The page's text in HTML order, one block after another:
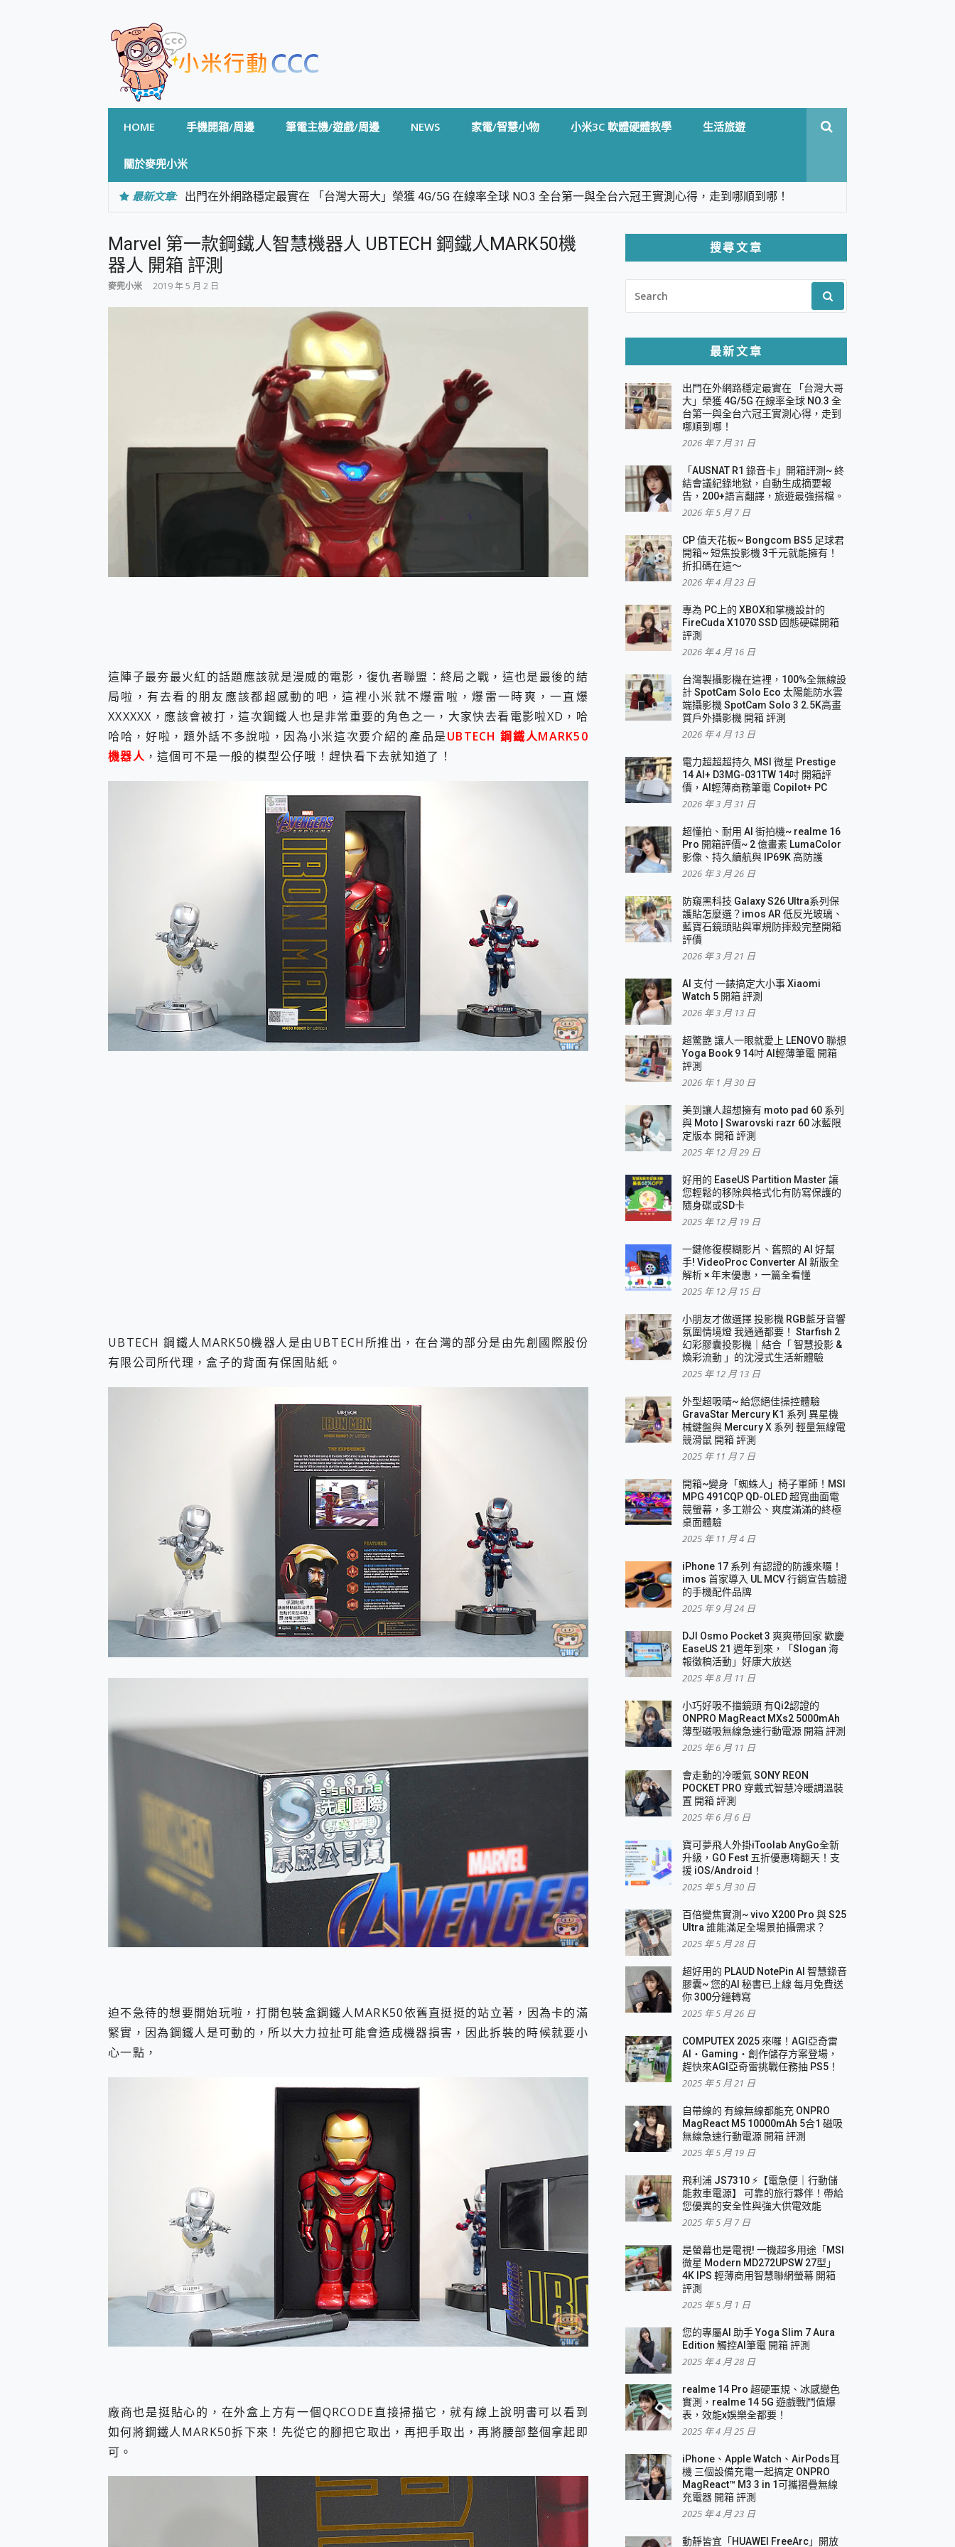
HOME 手機開箱/周邊 筆電主機/遊戲/周邊 NEWS 家電/智慧小物 小米3C 軟體硬體教學 生活旅遊
關於麥兜小米
最新文章: 出門在外網路穩定最實在 「台灣大哥大」榮獲 4G/5G 在線率全球 NO.3 全台第一與全台六冠王實測心得，走到哪順到哪！
專為 PC上的 XBOX和掌機設計的 FireCuda X1070 SSD 固態硬碟開箱 評測
台灣製攝影機在這裡，100%全無線設計 SpotCam Solo Eco 太陽能防水雲端攝影機 SpotCam Solo 3 2.5K高畫質戶外攝影機 開箱 評
測
電力超超超持久 MSI 微星 Prestige 14 AI+ D3MG-031TW 14吋 開箱評價，AI輕薄商務筆電 Copilot+ PC
超懂拍、耐用 AI 街拍機~ realme 16 Pro 開箱評價~ 2 億畫素 LumaColor 影像、持久續航與 IP69K 高防護
防窺黑科技 Galaxy S26 Ultra系列保護貼怎麼選？imos AR 低反光玻璃、藍寶石鏡頭貼與軍規防摔殼完整開箱評價
AI 支付 一錶搞定大小事 Xiaomi Watch 5 開箱 評測
超驚艷 讓人一眼就愛上 LENOVO 聯想 Yoga Book 9 14吋 AI輕薄筆電 開箱 評測
美到讓人超想擁有 moto pad 60 系列 與 Moto | Swarovski razr 60 冰藍限定版本 開箱 評測
好用的 EaseUS Partition Master 讓您輕鬆的移除與格式化有防寫保護的隨身碟或SD卡
一鍵修復模糊影片、舊照的 AI 好幫手! VideoProc Converter AI 新版全解析 × 年末優惠，一篇全看懂
小朋友才做選擇 投影機 RGB藍牙音響 氛圍情境燈 我通通都要！ Starfish 2 幻彩膠囊投影機｜結合「 智慧投影 & 煥彩流動 」的沈浸
式生活新體驗
外型超吸晴~ 給您絕佳操控體驗 GravaStar Mercury K1 系列 異星機械鍵盤與 Mercury X 系列 輕量無線電競滑鼠 開箱 評測
開箱~變身「蜘蛛人」椅子軍師！MSI MPG 491CQP QD-OLED 超寬曲面電競螢幕，多工辦公、爽度滿滿的終極桌面體驗
iPhone 17 系列 有認證的防護來囉！ imos 首家導入 UL MCV 行銷宣告驗證的手機配件品牌
DJI Osmo Pocket 3 爽爽帶回家 歡慶 EaseUS 21 週年到來，「Slogan 海報徵稿活動」好康大放送
小巧好吸不擋鏡頭 有Qi2認證的 ONPRO MagReact MXs2 5000mAh薄型磁吸無線急速行動電源 開箱 評測
會走動的冷暖氣 SONY REON POCKET PRO 穿戴式智慧冷暖調溫裝置 開箱 評測
寶可夢飛人外掛iToolab AnyGo全新升級，GO Fest 五折優惠嗨翻天！支援 iOS/Android！
百倍變焦實測~ vivo X200 Pro 與 S25 Ultra 誰能滿足全場景拍攝需求？
超好用的 PLAUD NotePin AI 智慧錄音膠囊~ 您的AI 秘書已上線 每月免費送你 300分鐘轉寫
COMPUTEX 2025 來囉！AGI亞奇雷 AI・Gaming・創作儲存方案登場，趕快來AGI亞奇雷挑戰任務抽 PS5！
自帶線的 有線無線都能充 ONPRO MagReact M5 10000mAh 5合1 磁吸無線急速行動電源 開箱 評測
飛利浦 JS7310 ⚡【電急便｜行動儲能救車電源】 可靠的旅行夥伴！帶給您優異的安全性與強大供電效能
是螢幕也是電視! 一機超多用途「MSI微星 Modern MD272UPSW 27型」 4K IPS 輕薄商用智慧聯網螢幕 開箱 評測
iPhone、Apple Watch、AirPods耳機 三個設備充電一起搞定 ONPRO MagReact™ M3 3 in 1可攜摺疊無線充電器 開箱 評測
動靜皆宜「HUAWEI FreeArc」開放式耳掛耳機，無感配戴! 超穩超服貼，音質、通話也很優質
好玩好拍 vivo V50 ~ 口袋裡的 Zeiss 潮流攝影棚!
25種洗烘模式一機搞定! Roborock 衣莉莎白 H1 Neo分子篩洗脫烘 AI 滾筒洗衣機
給 MSI Claw 系列電競掌機 最完美的家 MSI Nest Docking Station 掌機專屬擴充底座 開箱 評測
B&O 精品級音響! Home+ 中嘉寬頻 SoundBox 劇院串流盒 開箱 評測
EaseUS Vocal Remover 免費線上去聲器一鍵去除人聲 人聲 音樂分離 2024 消除人聲推薦
3 個超值 MHN 飛人工具分享~~ iToolab AnyGo 魔物獵人 Now飛人 ios教學 不出門也可以到處走
Locawhere AnyTo 寶可夢飛人 AnyTo 不出門也可以飛遍全世界
小體積 40000mAh 超大容量 一次充5個設備 充好充滿 CUKTECH 酷態科 300W 微型充電站 開箱 評測
97.3% 恢復率，資料救援就是這麼簡單 EaseUS Data Recovery Wizard Free 18.0.0 業界最好的資料救援軟體
磁碟系統大風吹 有了 磁碟管理程式 EaseUS Partition Master 就是這麼簡單
全新 SONY Xperia 1 VI 開箱! 相機實測! 長焦覆蓋更遠更清晰、2日長續航、頂尖影音娛樂效能~
Xiaomi 14 Ultra 開箱 評測~ 有深度的 Leica 影像旗艦手機! 加碼小旗艦 Xiaomi 14 開箱 評測
vivo TWS 3e 真無線藍牙耳機智慧降噪升級、音質明亮溫潤，並支援雙設備連接~
MSI Claw 掌機專屬配件包 來囉 完美保護 MSI Claw A1M-026TW 電競掌機
人像旗艦 vivo V30 系列 開箱 評測! 首搭蔡司光學鏡頭、攝影棚級柔光環、拍攝功能最好玩的美拍神機 vivo V30 Pro
多個願望一次滿足 超強散熱 微星 MSI Claw A1M-026TW 電競掌機 開箱 評測
一吸完美對位 擁有超強吸力與超好用的隱磁支架 O-ONE MAG 最會吸的行動電源 開箱 評測
OPPO 哈蘇 300mm 專業增距鏡實測：Find X9 Ultra 光學長焦隨手拍，紀錄生活就是這麼簡單
Motorola edge 70 pro 及 moto g37 power上市，登錄在送飛利浦氣炸鍋
近八千元的 Soundcore Liberty 5 Pro Max，有螢幕的耳機會是智商稅嗎?
ASUS Pad 全面應援 Me Time，加碼愛奇藝黃金雙周卡體驗，專案價最低 NT$0 起
Marvel 第一款鋼鐵人智慧機器人 UBTECH 鋼鐵人MARK50機
器人 開箱 評測
麥兜小米 2019 年 5 月 2 日
這陣子最夯最火紅的話題應該就是漫威的電影，復仇者聯盟：終局之戰，這也是最後的結
局啦，有去看的朋友應該都超感動的吧，這裡小米就不爆雷啦，爆雷一時爽，一直爆
XXXXXX，應該會被打，這次鋼鐵人也是非常重要的角色之一，大家快去看電影啦XD，哈
哈哈，好啦，題外話不多說啦，因為小米這次要介紹的產品是UBTECH 鋼鐵人MARK50
機器人，這個可不是一般的模型公仔哦！趕快看下去就知道了！
UBTECH 鋼鐵人MARK50機器人是由UBTECH所推出，在台灣的部分是由先創國際股份
有限公司所代理，盒子的背面有保固貼紙。
迫不急待的想要開始玩啦，打開包裝盒鋼鐵人MARK50依舊直挺挺的站立著，因為卡的滿
緊實，因為鋼鐵人是可動的，所以大力拉扯可能會造成機器損害，因此拆裝的時候就要小
心一點，
廠商也是挺貼心的，在外盒上方有一個QRCODE直接掃描它，就有線上說明書可以看到
如何將鋼鐵人MARK50拆下來！先從它的腳把它取出，再把手取出，再將腰部整個拿起即
可。
搜尋文章
FOR:
最新文章
出門在外網路穩定最實在 「台灣大哥
大」榮獲 4G/5G 在線率全球 NO.3 全
台第一與全台六冠王實測心得，走到
哪順到哪！
2026 年 7 月 31 日
「AUSNAT R1 錄音卡」開箱評測~ 終
結會議紀錄地獄，自動生成摘要報
告，200+語言翻譯，旅遊最強搭檔。
2026 年 5 月 7 日
CP 值天花板~ Bongcom BS5 足球君
開箱~ 短焦投影機 3千元就能擁有！
折扣碼在這～
2026 年 4 月 23 日
專為 PC上的 XBOX和掌機設計的
FireCuda X1070 SSD 固態硬碟開箱
評測
2026 年 4 月 16 日
台灣製攝影機在這裡，100%全無線設
計 SpotCam Solo Eco 太陽能防水雲
端攝影機 SpotCam Solo 3 2.5K高畫
質戶外攝影機 開箱 評測
2026 年 4 月 13 日
電力超超超持久 MSI 微星 Prestige
14 AI+ D3MG-031TW 14吋 開箱評
價，AI輕薄商務筆電 Copilot+ PC
2026 年 3 月 31 日
超懂拍、耐用 AI 街拍機~ realme 16
Pro 開箱評價~ 2 億畫素 LumaColor
影像、持久續航與 IP69K 高防護
2026 年 3 月 26 日
防窺黑科技 Galaxy S26 Ultra系列保
護貼怎麼選？imos AR 低反光玻璃、
藍寶石鏡頭貼與軍規防摔殼完整開箱
評價
2026 年 3 月 21 日
AI 支付 一錶搞定大小事 Xiaomi
Watch 5 開箱 評測
2026 年 3 月 13 日
超驚艷 讓人一眼就愛上 LENOVO 聯想
Yoga Book 9 14吋 AI輕薄筆電 開箱
評測
2026 年 1 月 30 日
美到讓人超想擁有 moto pad 60 系列
與 Moto | Swarovski razr 60 冰藍限
定版本 開箱 評測
2025 年 12 月 29 日
好用的 EaseUS Partition Master 讓
您輕鬆的移除與格式化有防寫保護的
隨身碟或SD卡
2025 年 12 月 19 日
一鍵修復模糊影片、舊照的 AI 好幫
手! VideoProc Converter AI 新版全
解析 × 年末優惠，一篇全看懂
2025 年 12 月 15 日
小朋友才做選擇 投影機 RGB藍牙音響
氛圍情境燈 我通通都要！ Starfish 2
幻彩膠囊投影機｜結合「 智慧投影 &
煥彩流動 」的沈浸式生活新體驗
2025 年 12 月 13 日
外型超吸晴~ 給您絕佳操控體驗
GravaStar Mercury K1 系列 異星機
械鍵盤與 Mercury X 系列 輕量無線電
競滑鼠 開箱 評測
2025 年 11 月 7 日
開箱~變身「蜘蛛人」椅子軍師！MSI
MPG 491CQP QD-OLED 超寬曲面電
競螢幕，多工辦公、爽度滿滿的終極
桌面體驗
2025 年 11 月 4 日
iPhone 17 系列 有認證的防護來囉！
imos 首家導入 UL MCV 行銷宣告驗證
的手機配件品牌
2025 年 9 月 24 日
DJI Osmo Pocket 3 爽爽帶回家 歡慶
EaseUS 21 週年到來，「Slogan 海
報徵稿活動」好康大放送
2025 年 8 月 11 日
小巧好吸不擋鏡頭 有Qi2認證的
ONPRO MagReact MXs2 5000mAh
薄型磁吸無線急速行動電源 開箱 評測
2025 年 6 月 11 日
會走動的冷暖氣 SONY REON
POCKET PRO 穿戴式智慧冷暖調溫裝
置 開箱 評測
2025 年 6 月 6 日
寶可夢飛人外掛iToolab AnyGo全新
升級，GO Fest 五折優惠嗨翻天！支
援 iOS/Android！
2025 年 5 月 30 日
百倍變焦實測~ vivo X200 Pro 與 S25
Ultra 誰能滿足全場景拍攝需求？
2025 年 5 月 28 日
超好用的 PLAUD NotePin AI 智慧錄音
膠囊~ 您的AI 秘書已上線 每月免費送
你 300分鐘轉寫
2025 年 5 月 26 日
COMPUTEX 2025 來囉！AGI亞奇雷
AI・Gaming・創作儲存方案登場，
趕快來AGI亞奇雷挑戰任務抽 PS5！
2025 年 5 月 21 日
自帶線的 有線無線都能充 ONPRO
MagReact M5 10000mAh 5合1 磁吸
無線急速行動電源 開箱 評測
2025 年 5 月 19 日
飛利浦 JS7310 ⚡【電急便｜行動儲
能救車電源】 可靠的旅行夥伴！帶給
您優異的安全性與強大供電效能
2025 年 5 月 7 日
是螢幕也是電視! 一機超多用途「MSI
微星 Modern MD272UPSW 27型」
4K IPS 輕薄商用智慧聯網螢幕 開箱
評測
2025 年 5 月 1 日
您的專屬AI 助手 Yoga Slim 7 Aura
Edition 觸控AI筆電 開箱 評測
2025 年 4 月 28 日
realme 14 Pro 超硬軍規、冰感變色
實測，realme 14 5G 遊戲戰鬥值爆
表，效能x娛樂全都要！
2025 年 4 月 25 日
iPhone、Apple Watch、AirPods耳
機 三個設備充電一起搞定 ONPRO
MagReact™ M3 3 in 1可攜摺疊無線
充電器 開箱 評測
2025 年 4 月 23 日
動靜皆宜「HUAWEI FreeArc」開放